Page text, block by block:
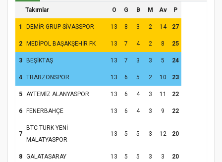
Kapanış Programı
Takımlar O G B M Av P
1 DEMİR GRUP SİVASSPOR 13 8 3 2 14 27
2 MEDİPOL BAŞAKŞEHİR FK 13 7 4 2 8 25
3 BEŞİKTAŞ 13 7 3 3 5 24
4 TRABZONSPOR 13 6 5 2 10 23
5 AYTEMİZ ALANYASPOR 13 6 4 3 11 22
6 FENERBAHÇE 13 6 4 3 9 22
7
BTC TURK YENİ
MALATYASPOR
13 5 5 3 12 20
8 GALATASARAY 13 5 5 3 3 20